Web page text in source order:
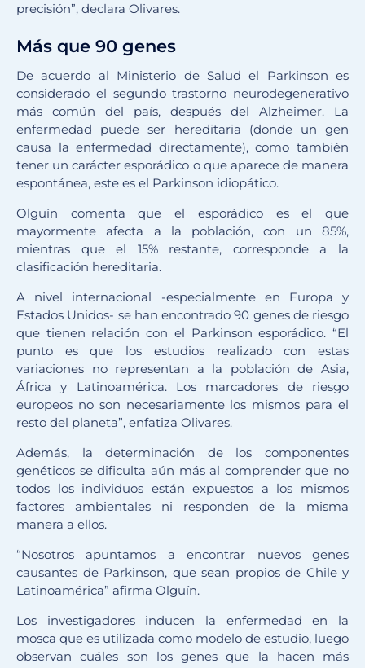
precisión”, declara Olivares.
Más que 90 genes
De acuerdo al Ministerio de Salud el Parkinson es
considerado el segundo trastorno neurodegenerativo
más común del país, después del Alzheimer. La
enfermedad puede ser hereditaria (donde un gen
causa la enfermedad directamente), como también
tener un carácter esporádico o que aparece de manera
espontánea, este es el Parkinson idiopático.
Olguín comenta que el esporádico es el que
mayormente afecta a la población, con un 85%,
mientras que el 15% restante, corresponde a la
clasificación hereditaria.
A nivel internacional -especialmente en Europa y
Estados Unidos- se han encontrado 90 genes de riesgo
que tienen relación con el Parkinson esporádico. “El
punto es que los estudios realizado con estas
variaciones no representan a la población de Asia,
África y Latinoamérica. Los marcadores de riesgo
europeos no son necesariamente los mismos para el
resto del planeta”, enfatiza Olivares.
Además, la determinación de los componentes
genéticos se dificulta aún más al comprender que no
todos los individuos están expuestos a los mismos
factores ambientales ni responden de la misma
manera a ellos.
“Nosotros apuntamos a encontrar nuevos genes
causantes de Parkinson, que sean propios de Chile y
Latinoamérica” afirma Olguín.
Los investigadores inducen la enfermedad en la
mosca que es utilizada como modelo de estudio, luego
observan cuáles son los genes que la hacen más